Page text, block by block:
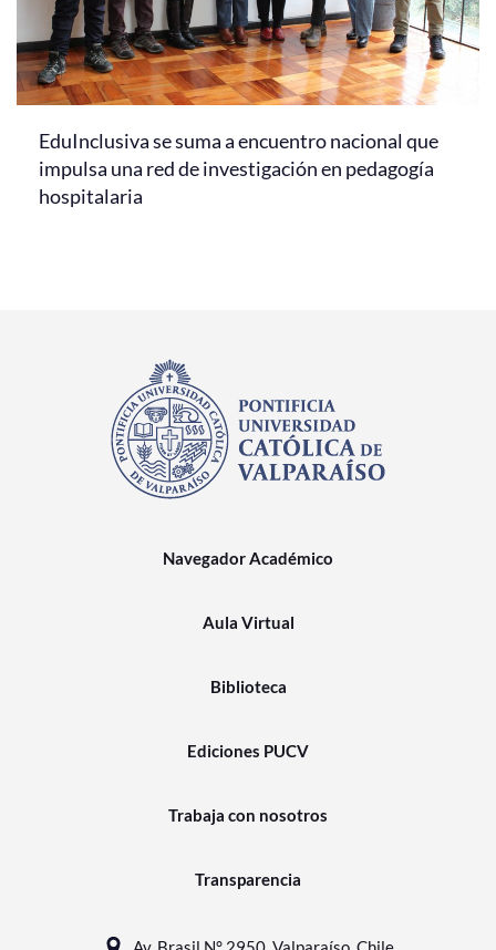
EduInclusiva se suma a encuentro nacional que
impulsa una red de investigación en pedagogía
hospitalaria
Navegador Académico
Aula Virtual
Biblioteca
Ediciones PUCV
Trabaja con nosotros
Transparencia